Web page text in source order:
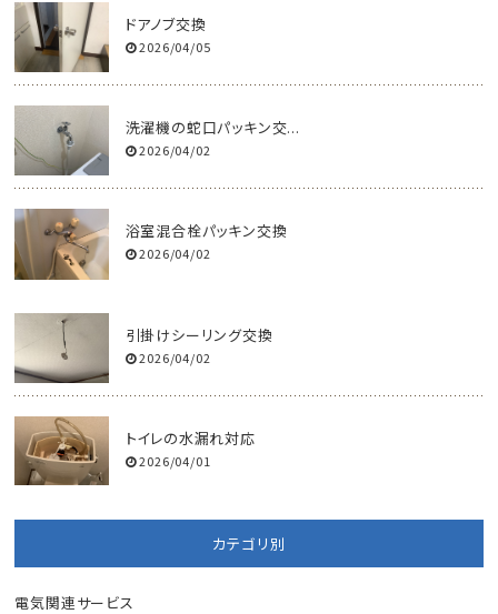
ドアノブ交換
2026/04/05
洗濯機の蛇口パッキン交...
2026/04/02
浴室混合栓パッキン交換
2026/04/02
引掛けシーリング交換
2026/04/02
トイレの水漏れ対応
2026/04/01
カテゴリ別
電気関連サービス